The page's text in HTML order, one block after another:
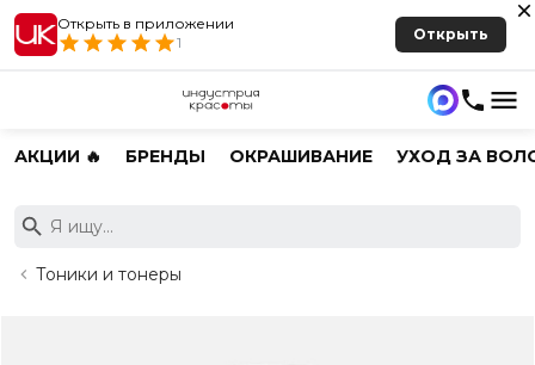
Открыть в приложении
1
Открыть
АКЦИИ 🔥 БРЕНДЫ ОКРАШИВАНИЕ УХОД ЗА
Тоники и тонеры